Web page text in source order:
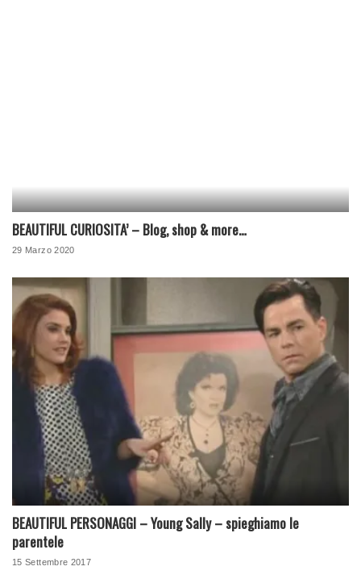
BEAUTIFUL CURIOSITA’ – Blog, shop & more…
29 Marzo 2020
BEAUTIFUL PERSONAGGI – Young Sally – spieghiamo le
parentele
15 Settembre 2017